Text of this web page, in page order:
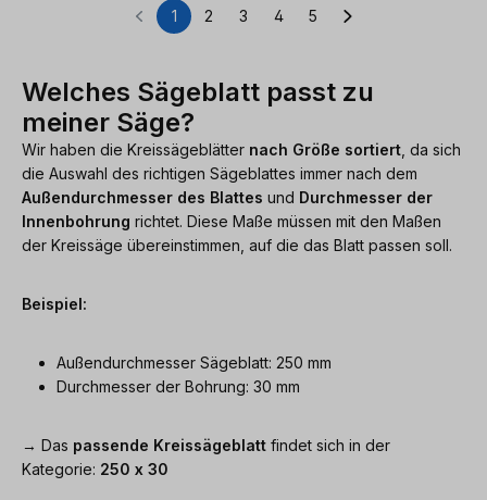
Seite
1 Seite
2 Seite
3 Seite
4 Seite
5
Welches Sägeblatt passt zu
meiner Säge?
Wir haben die Kreissägeblätter nach Größe sortiert , da sich
die Auswahl des richtigen Sägeblattes immer nach dem
Außendurchmesser des Blattes und Durchmesser der
Innenbohrung richtet. Diese Maße müssen mit den Maßen
der Kreissäge übereinstimmen, auf die das Blatt passen soll.
Beispiel:
Außendurchmesser Sägeblatt: 250 mm
Durchmesser der Bohrung: 30 mm
→ Das passende Kreissägeblatt findet sich in der
Kategorie: 250 x 30